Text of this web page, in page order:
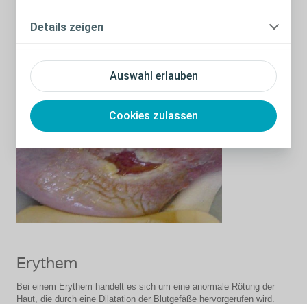
Auswahl erlauben
Cookies zulassen
Details zeigen
Feuchtigkeit zurückzuführen ist. Die Mazeration kann zur
besitzt eine weißliche Färbung.
Erythem
Bei einem Erythem handelt es sich um eine anormale Rötung der
Haut, die durch eine Dilatation der Blutgefäße hervorgerufen wird.